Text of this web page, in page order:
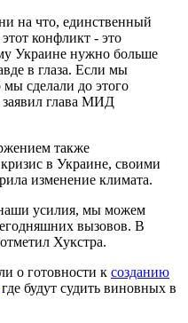
на что, единственный
конфликт - это
Украине нужно больше
в глаза. Если мы
сделали до этого
заявил глава МИД
также
в Украине, своими
изменение климата.
усилия, мы можем
вызовов. В
Хукстра.
о готовности к созданию
где будут судить виновных в